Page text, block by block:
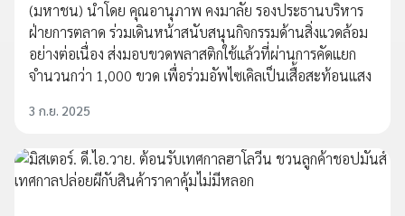
(มหาชน) นำโดย คุณอานุภาพ คงมาลัย รองประธานบริหาร
ฝ่ายการตลาด ร่วมเดินหน้าสนับสนุนกิจกรรมด้านสิ่งแวดล้อม
อย่างต่อเนื่อง ส่งมอบขวดพลาสติกใช้แล้วที่ผ่านการคัดแยก
จำนวนกว่า 1,000 ขวด เพื่อร่วมอัพไซเคิลเป็นเสื้อสะท้อนแสง
3 ก.ย. 2025